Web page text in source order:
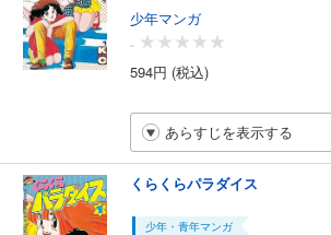
少年マンガ
-
594円 (税込)
あらすじを表示する
くらくらパラダイス
少年・青年マンガ